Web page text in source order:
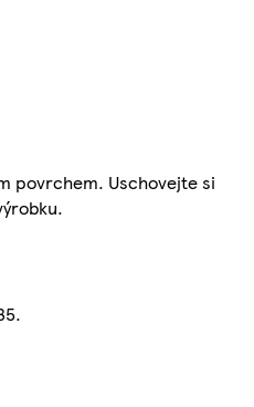
povrchem. Uschovejte si